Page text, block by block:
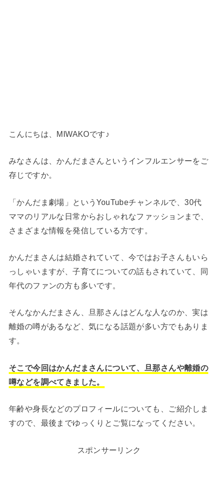
こんにちは、MIWAKOです♪
みなさんは、かんだまさんというインフルエンサーをご
存じですか。
「かんだま劇場」というYouTubeチャンネルで、30代
ママのリアルな日常からおしゃれなファッションまで、
さまざまな情報を発信している方です。
かんだまさんは結婚されていて、今ではお子さんもいら
っしゃいますが、子育てについての話もされていて、同
年代のファンの方も多いです。
そんなかんだまさん、旦那さんはどんな人なのか、実は
離婚の噂があるなど、気になる話題が多い方でもありま
す。
そこで今回はかんだまさんについて、旦那さんや離婚の
噂などを調べてきました。
年齢や身長などのプロフィールについても、ご紹介しま
すので、最後までゆっくりとご覧になってください。
スポンサーリンク